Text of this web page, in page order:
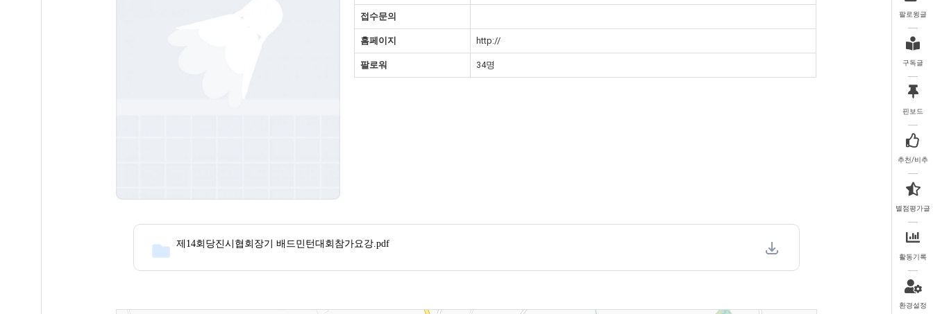
접수문의
홈페이지 http://
팔로워 34명
제14회당진시협회장기 배드민턴대회참가요강.pdf
팔로윙글
구독글
핀보드
추천/비추
별점평가글
활동기록
환경설정